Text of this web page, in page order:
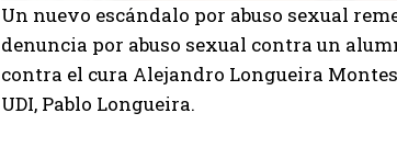
Un nuevo escándalo por abuso sexual
denuncia por abuso sexual contra un
contra el cura Alejandro Longueira
UDI, Pablo Longueira.